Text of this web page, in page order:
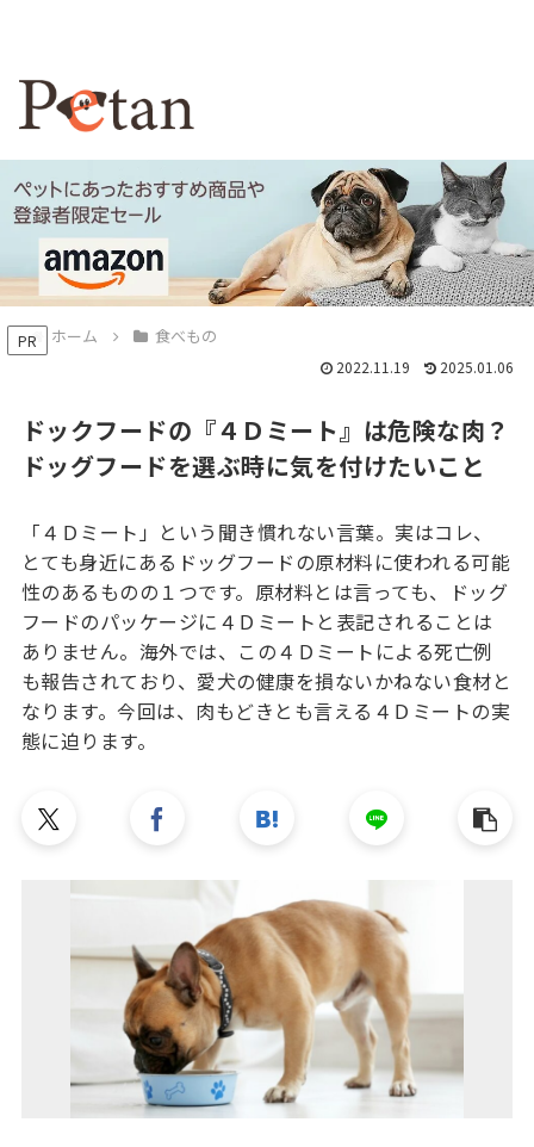
PR ホーム 食べもの
ドックフードの『４Ｄミート』は危険な肉？
ドッグフードを選ぶ時に気を付けたいこと
2022.11.19 2025.01.06
「４Ｄミート」という聞き慣れない言葉。実はコレ、
とても身近にあるドッグフードの原材料に使われる可能
性のあるものの１つです。原材料とは言っても、ドッグ
フードのパッケージに４Ｄミートと表記されることは
ありません。海外では、この４Ｄミートによる死亡例
も報告されており、愛犬の健康を損ないかねない食材と
なります。今回は、肉もどきとも言える４Ｄミートの実
態に迫ります。